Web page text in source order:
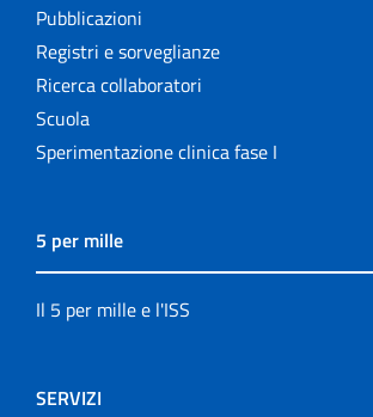
Pubblicazioni
Registri e sorveglianze
Ricerca collaboratori
Scuola
Sperimentazione clinica fase I
5 per mille
Il 5 per mille e l'ISS
SERVIZI